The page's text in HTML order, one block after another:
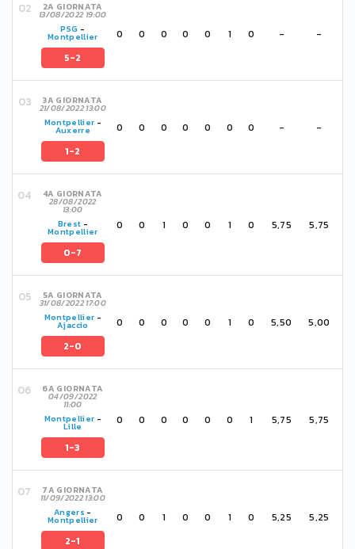
2A GIORNATA
13/08/2022 19:00
PSG -
Montpellier
5-2
0 0 0 0 0 1 0 - -
3A GIORNATA
21/08/2022 13:00
Montpellier -
Auxerre
1-2
0 0 0 0 0 0 0 - -
4A GIORNATA
28/08/2022
13:00
Brest -
Montpellier
0-7
0 0 1 0 0 1 0 5,75 5,75
5A GIORNATA
31/08/2022 17:00
Montpellier -
Ajaccio
2-0
0 0 0 0 0 1 0 5,50 5,00
6A GIORNATA
04/09/2022
11:00
Montpellier -
Lille
1-3
0 0 0 0 0 0 1 5,75 5,75
7A GIORNATA
11/09/2022 13:00
Angers -
Montpellier
2-1
0 0 1 0 0 1 0 5,25 5,25